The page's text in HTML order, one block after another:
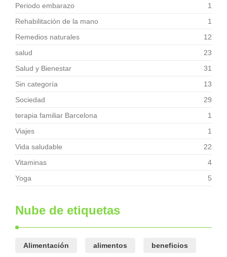
Periodo embarazo
1
Rehabilitación de la mano
1
Remedios naturales
12
salud
23
Salud y Bienestar
31
Sin categoría
13
Sociedad
29
terapia familiar Barcelona
1
Viajes
1
Vida saludable
22
Vitaminas
4
Yoga
5
Nube de etiquetas
Alimentación alimentos beneficios